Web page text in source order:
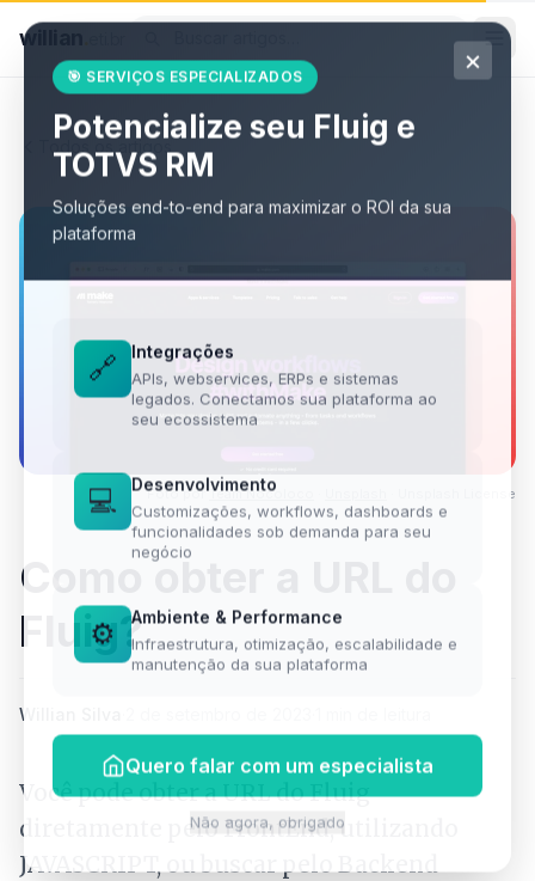
willian
Foto por Team Nocoloco Unsplash License
Como obter a URL do
Fluig?
Willian Silva
Você pode obter a URL do Fluig
diretamente pelo FrontEnd, utilizando
JAVASCRIPT, ou buscar pelo Backend
×
🎯 SERVIÇOS ESPECIALIZADOS
Potencialize seu Fluig e
TOTVS RM
Soluções end-to-end para maximizar o ROI da sua
plataforma
🔗 Integrações
APIs, webservices, ERPs e sistemas
legados. Conectamos sua plataforma ao
seu ecossistema
💻 Desenvolvimento
Customizações, workflows, dashboards e
funcionalidades sob demanda para seu
negócio
⚙️ Ambiente & Performance
Infraestrutura, otimização, escalabilidade e
manutenção da sua plataforma
Quero falar com um especialista
Não agora, obrigado